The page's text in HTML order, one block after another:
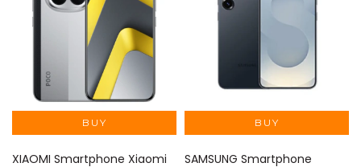
XIAOMI Smartphone Xiaomi SAMSUNG Smartphone